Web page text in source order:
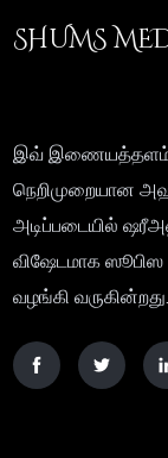
SHUMS
இவ் இணையத்தளம்
நெறிமுறையான
அடிப்படையில்
விஷேடமாக
வழங்கி வருகின்றது.